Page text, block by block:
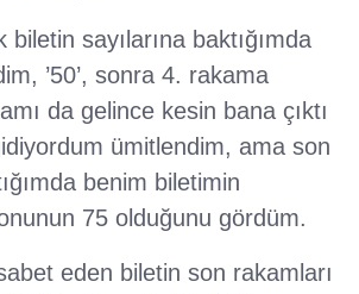
biletin sayılarına baktığımda
’50’, sonra 4. rakama
da gelince kesin bana çıktı
ümitlendim, ama son
benim biletimin
75 olduğunu gördüm.
eden biletin son rakamları